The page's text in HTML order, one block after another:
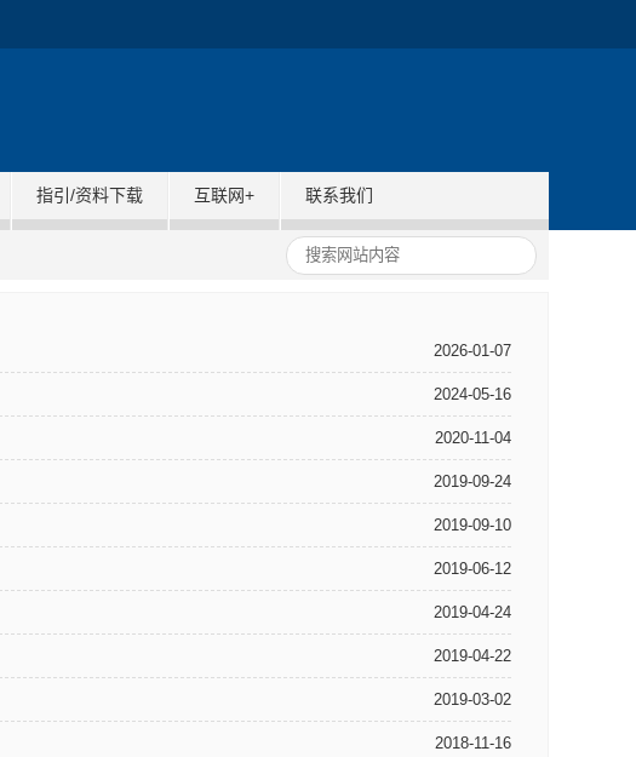
指引/资料下载 互联网+ 联系我们
2026-01-07
2024-05-16
2020-11-04
2019-09-24
2019-09-10
2019-06-12
2019-04-24
2019-04-22
2019-03-02
2018-11-16